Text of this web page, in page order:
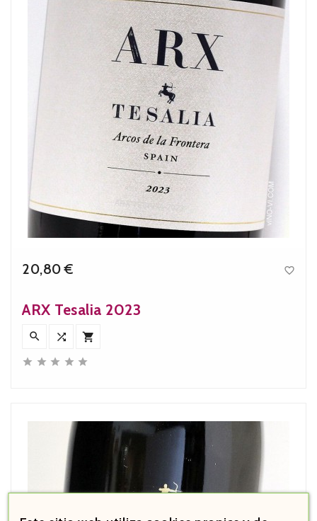
20,80 € 
ARX Tesalia 2023
  
    